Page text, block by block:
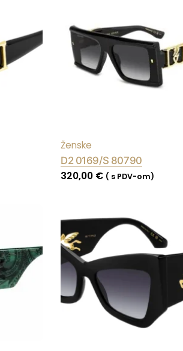
Ženske
D2 0169/S 80790
320,00 € ( s PDV-om)